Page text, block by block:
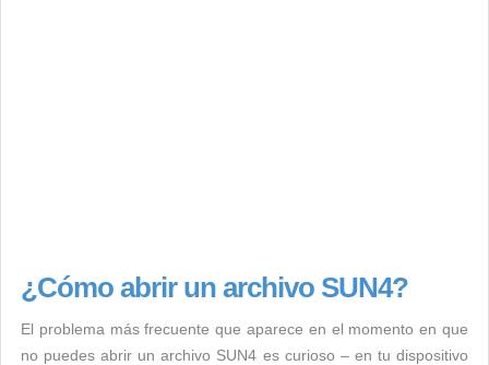
¿Cómo abrir un archivo SUN4?
El problema más frecuente que aparece en el momento en que
no puedes abrir un archivo SUN4 es curioso – en tu dispositivo